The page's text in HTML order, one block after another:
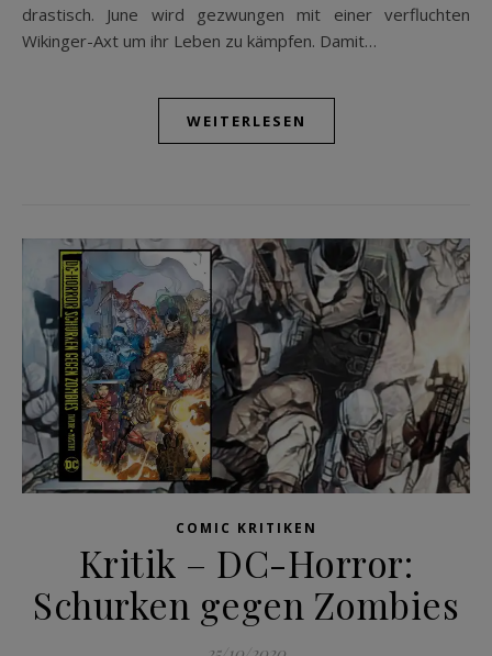
drastisch. June wird gezwungen mit einer verfluchten
Wikinger-Axt um ihr Leben zu kämpfen. Damit…
WEITERLESEN
COMIC KRITIKEN
Kritik – DC-Horror:
Schurken gegen Zombies